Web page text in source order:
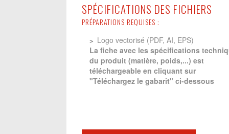
SPÉCIFICATIONS DES FICHIERS
PRÉPARATIONS REQUISES :
Logo vectorisé (PDF, AI, EPS)
La fiche avec les spécifications
du produit (matière, poids,...) est
téléchargeable en cliquant sur
"Téléchargez le gabarit" ci-dessous